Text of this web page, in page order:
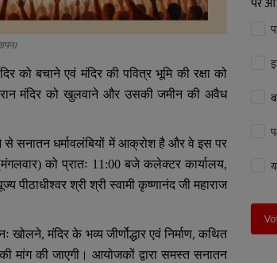
को बचाने एवं मंदिर की पवित्र भूमि की रक्षा को
मंदिर को खुलवाने और उसकी जमीन की अवैध
सनातन धर्मावलंबियों में आक्रोश है और वे इस पर
को प्रातः 11:00 बजे कलेक्टर कार्यालय,
श्री श्री स्वामी कृष्णानंद जी महाराज
खोलने,मंदिर के भव्य जीर्णोद्धार एवं निर्माण,कथित
मांग की जाएगी। आयोजकों द्वारा समस्त सनातन